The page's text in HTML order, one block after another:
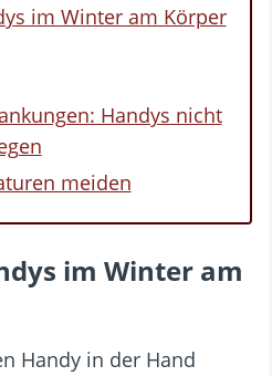
im Winter am Körper
Handys nicht
meiden
im Winter am
Handy in der Hand